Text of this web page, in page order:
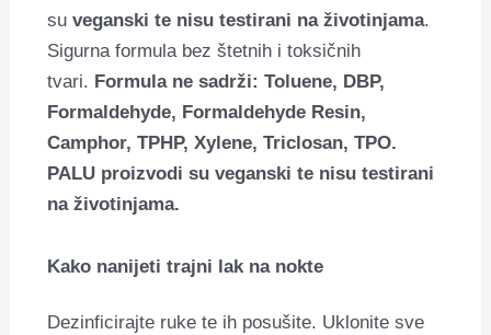
suveganski te nisu testirani na životinjama.
Sigurna formula bez štetnih i toksičnih
tvari. Formula ne sadrži: Toluene, DBP,
Formaldehyde, Formaldehyde Resin,
Camphor, TPHP, Xylene, Triclosan, TPO.
PALU proizvodi su veganski te nisu testirani
na životinjama.
Kako nanijeti trajni lak na nokte
Dezinficirajte ruke te ih posušite. Uklonite sve